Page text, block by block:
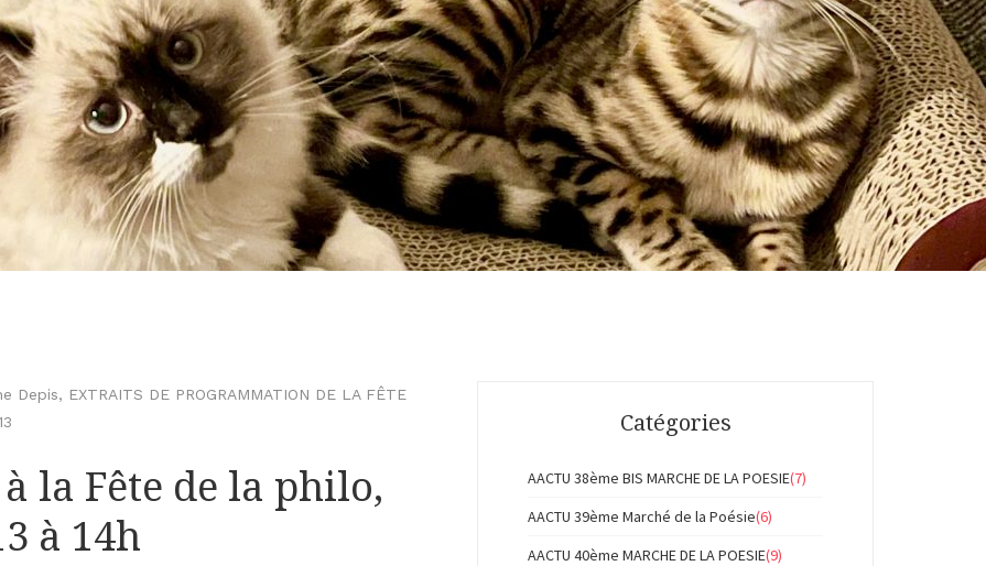
Depis, EXTRAITS DE PROGRAMMATION DE LA FÊTE
la Fête de la philo,
à 14h
Catégories
AACTU 38ème BIS MARCHE DE LA POESIE(7)
AACTU 39ème Marché de la Poésie(6)
AACTU 40ème MARCHE DE LA POESIE(9)